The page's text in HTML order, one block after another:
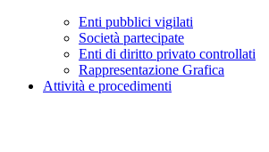
Enti pubblici vigilati
Società partecipate
Enti di diritto privato controllati
Rappresentazione Grafica
Attività e procedimenti